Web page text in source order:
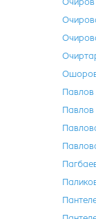
Ошоров
Павлов
Павлов